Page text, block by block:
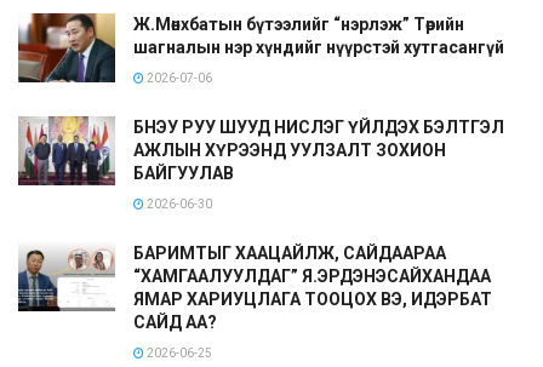
Ж.Мөнхбатын бүтээлийг “нэрлэж” Төрийн
шагналын нэр хүндийг нүүрстэй хутгасангүй
2026-07-06
БНЭУ РУУ ШУУД НИСЛЭГ ҮЙЛДЭХ БЭЛТГЭЛ
АЖЛЫН ХҮРЭЭНД УУЛЗАЛТ ЗОХИОН
БАЙГУУЛАВ
2026-06-30
БАРИМТЫГ ХААЦАЙЛЖ, САЙДААРАА
“ХАМГААЛУУЛДАГ” Я.ЭРДЭНЭСАЙХАНДАА
ЯМАР ХАРИУЦЛАГА ТООЦОХ ВЭ, ИДЭРБАТ
САЙД АА?
2026-06-25